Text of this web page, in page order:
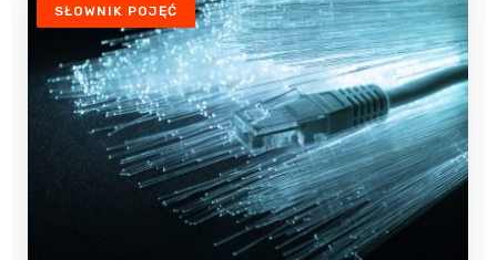
SŁOWNIK POJĘĆ